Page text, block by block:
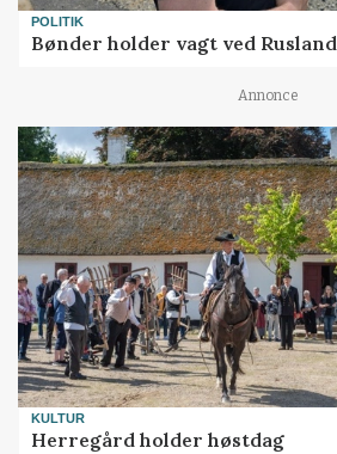
POLITIK
Bønder holder vagt ved Rusland
Annonce
KULTUR
Herregård holder høstdag